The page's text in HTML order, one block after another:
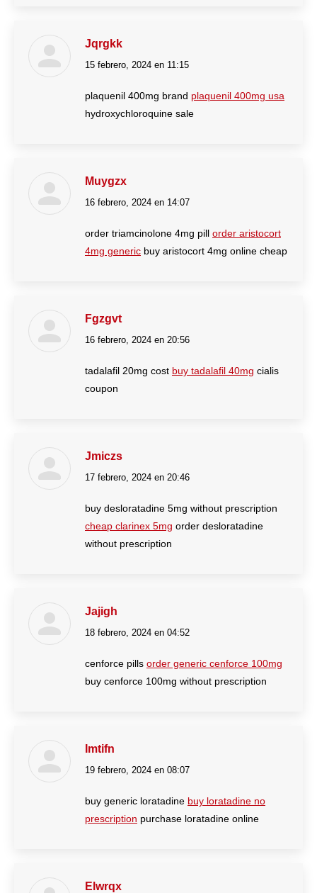
Jqrgkk
dice:
15 febrero, 2024 en 11:15
plaquenil 400mg brand plaquenil 400mg usa
hydroxychloroquine sale
Muygzx
dice:
16 febrero, 2024 en 14:07
order triamcinolone 4mg pill order aristocort
4mg generic buy aristocort 4mg online cheap
Fgzgvt
dice:
16 febrero, 2024 en 20:56
tadalafil 20mg cost buy tadalafil 40mg cialis
coupon
Jmiczs
dice:
17 febrero, 2024 en 20:46
buy desloratadine 5mg without prescription
cheap clarinex 5mg order desloratadine
without prescription
Jajigh
dice:
18 febrero, 2024 en 04:52
cenforce pills order generic cenforce 100mg
buy cenforce 100mg without prescription
Imtifn
dice:
19 febrero, 2024 en 08:07
buy generic loratadine buy loratadine no
prescription purchase loratadine online
Elwrqx